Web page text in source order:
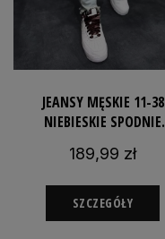
JEANSY MĘSKIE 11-38
NIEBIESKIE SPODNIE
JEANSOWE SLIMFIT
189,99 zł
SZCZEGÓŁY